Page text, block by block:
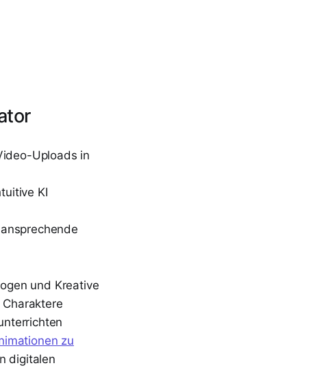
Uploads in
KI
und Kreative
zu
digitalen